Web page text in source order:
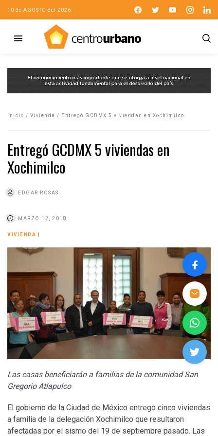
10 de AGOSTO del 2026
Inicio / Vivienda / Entregó GCDMX 5 viviendas en Xochimilco
Entregó GCDMX 5 viviendas en
Xochimilco
EDGAR ROSAS
MARZO 12, 2018
VIVIENDA
Las casas beneficiarán a familias de la comunidad San
Gregorio Atlapulco
El gobierno de la Ciudad de México entregó cinco viviendas
a familia de la delegación Xochimilco que resultaron
afectadas por el sismo del 19 de septiembre pasado. Las